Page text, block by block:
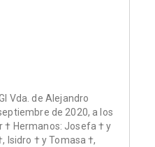
Vda. de Alejandro
de 2020, a los
Hermanos: Josefa † y
Isidro † y Tomasa †,